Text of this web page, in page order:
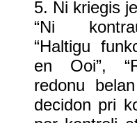
5. Ni kriegis
“Ni
“Haltigu
en Ooi”,
redonu
decidon pri